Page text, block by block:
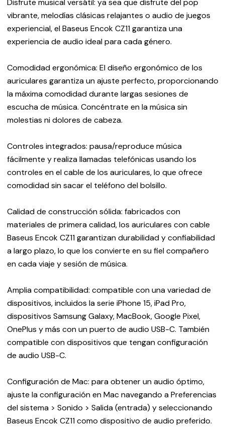
Disfrute musical versátil: ya sea que disfrute del pop
vibrante, melodías clásicas relajantes o audio de juegos
experiencial, el Baseus Encok CZ11 garantiza una
experiencia de audio ideal para cada género.
Comodidad ergonómica: El diseño ergonómico de los
auriculares garantiza un ajuste perfecto, proporcionando
la máxima comodidad durante largas sesiones de
escucha de música. Concéntrate en la música sin
molestias ni dolores de cabeza.
Controles integrados: pausa/reproduce música
fácilmente y realiza llamadas telefónicas usando los
controles en el cable de los auriculares, lo que ofrece
comodidad sin sacar el teléfono del bolsillo.
Calidad de construcción sólida: fabricados con
materiales de primera calidad, los auriculares con cable
Baseus Encok CZ11 garantizan durabilidad y confiabilidad
a largo plazo, lo que los convierte en su fiel compañero
en cada viaje y sesión de música.
Amplia compatibilidad: compatible con una variedad de
dispositivos, incluidos la serie iPhone 15, iPad Pro,
dispositivos Samsung Galaxy, MacBook, Google Pixel,
OnePlus y más con un puerto de audio USB-C. También
compatible con dispositivos que tengan configuración
de audio USB-C.
Configuración de Mac: para obtener un audio óptimo,
ajuste la configuración en Mac navegando a Preferencias
del sistema > Sonido > Salida (entrada) y seleccionando
Baseus Encok CZ11 como dispositivo de audio preferido.